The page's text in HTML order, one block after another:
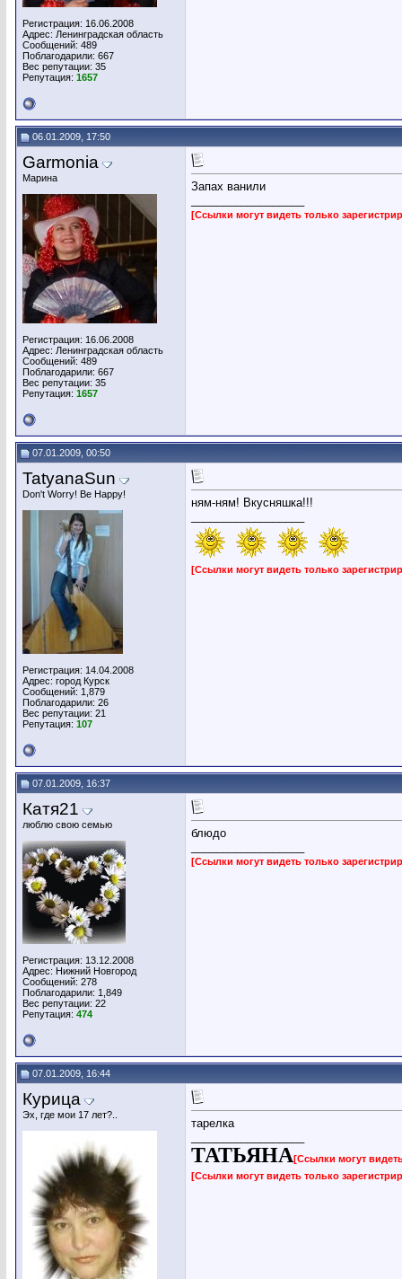
Регистрация: 16.06.2008
Адрес: Ленинградская область
Сообщений: 489
Поблагодарили: 667
Вес репутации: 35
Репутация: 1657
06.01.2009, 17:50
Garmonia
Марина
Регистрация: 16.06.2008
Адрес: Ленинградская область
Сообщений: 489
Поблагодарили: 667
Вес репутации: 35
Репутация: 1657
Запах ванили
[Ссылки могут видеть только
07.01.2009, 00:50
TatyanaSun
Don't Worry! Be Happy!
Регистрация: 14.04.2008
Адрес: город Курск
Сообщений: 1,879
Поблагодарили: 26
Вес репутации: 21
Репутация: 107
ням-ням! Вкусняшка!!!
[Ссылки могут видеть только
07.01.2009, 16:37
Катя21
люблю свою семью
Регистрация: 13.12.2008
Адрес: Нижний Новгород
Сообщений: 278
Поблагодарили: 1,849
Вес репутации: 22
Репутация: 474
блюдо
[Ссылки могут видеть только
07.01.2009, 16:44
Курица
Эх, где мои 17 лет?..
тарелка
ТАТЬЯНА[Ссылки могут
[Ссылки могут видеть только